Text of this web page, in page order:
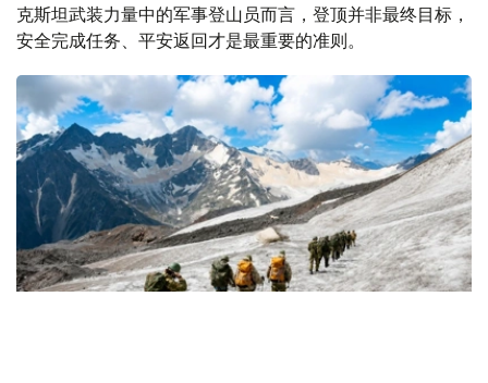
克斯坦武装力量中的军事登山员而言，登顶并非最终目标，
安全完成任务、平安返回才是最重要的准则。